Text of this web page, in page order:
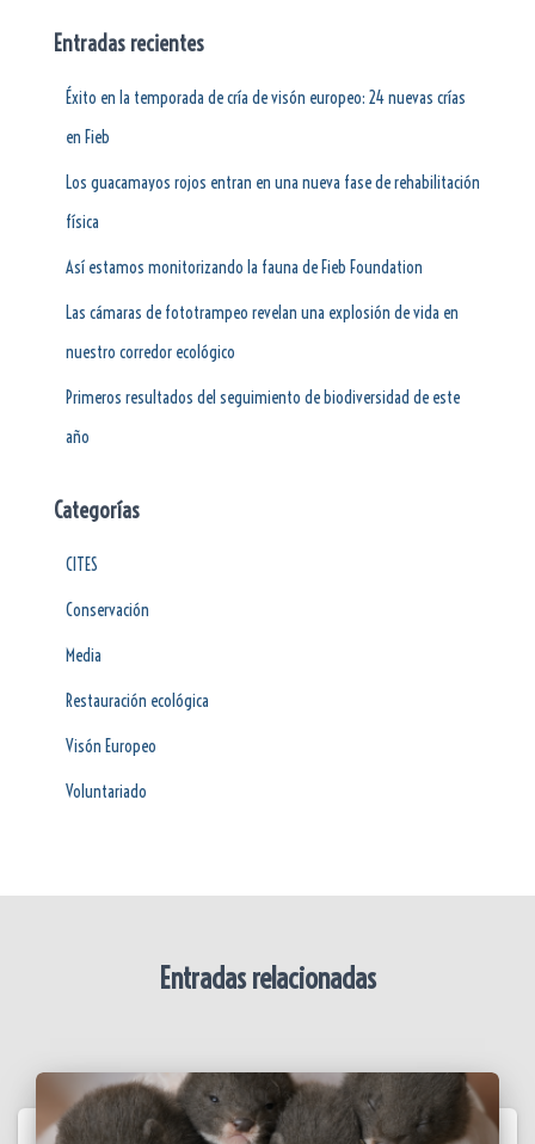
Entradas recientes
Éxito en la temporada de cría de visón europeo: 24 nuevas crías
en Fieb
Los guacamayos rojos entran en una nueva fase de rehabilitación
física
Así estamos monitorizando la fauna de Fieb Foundation
Las cámaras de fototrampeo revelan una explosión de vida en
nuestro corredor ecológico
Primeros resultados del seguimiento de biodiversidad de este
año
Categorías
CITES
Conservación
Media
Restauración ecológica
Visón Europeo
Voluntariado
Entradas relacionadas